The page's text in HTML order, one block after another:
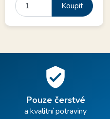
Koupit
verified_user
Pouze čerstvé
a kvalitní potraviny